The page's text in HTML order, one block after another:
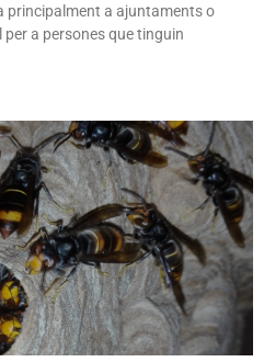
principalment a ajuntaments o
a persones que tinguin